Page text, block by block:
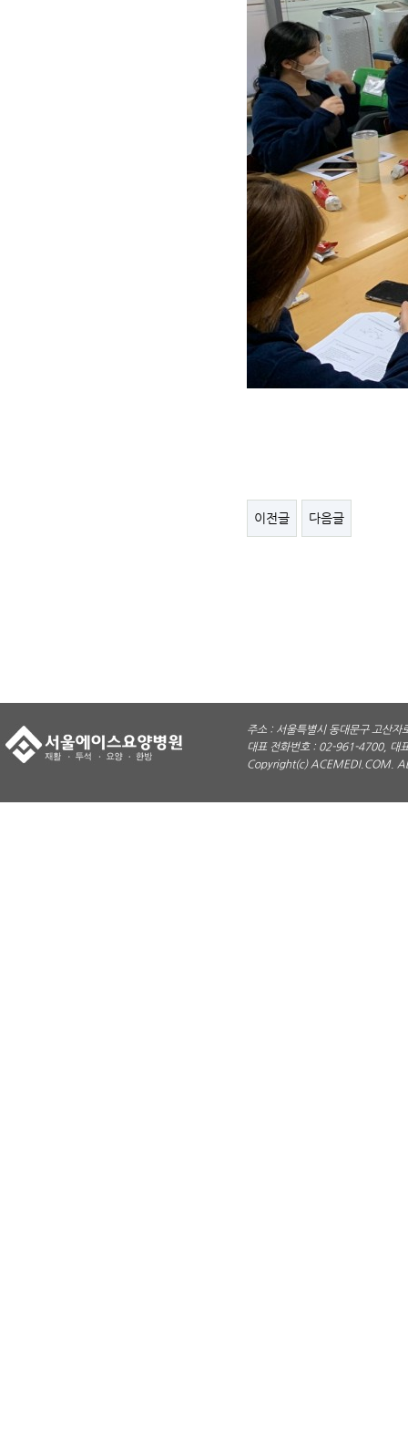
이전글 다음글
주소 : 서울특별시 동대문구 고산
대표 전화번호 : 02-961-4700, 대
Copyright(c) ACEMEDI.COM.